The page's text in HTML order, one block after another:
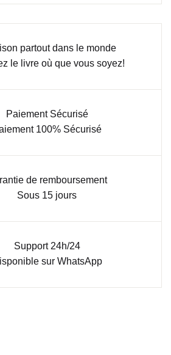
partout dans le monde
le livre où que vous soyez!
Paiement Sécurisé
100% Sécurisé
de remboursement
Sous 15 jours
Support 24h/24
sur WhatsApp